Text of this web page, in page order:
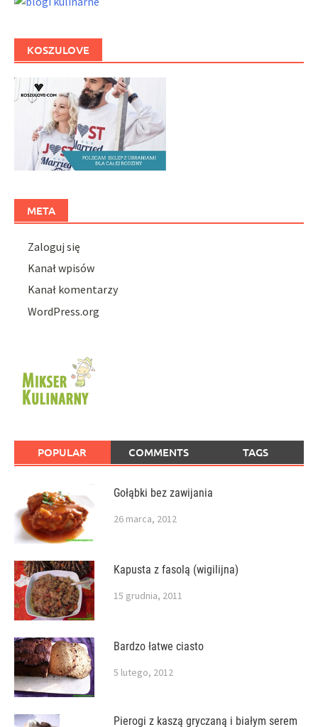
KOSZULOVE
META
Zaloguj się
Kanał wpisów
Kanał komentarzy
WordPress.org
POPULAR COMMENTS TAGS
Gołąbki bez zawijania
26 marca, 2012
Kapusta z fasolą (wigilijna)
15 grudnia, 2011
Bardzo łatwe ciasto
5 lutego, 2012
Pierogi z kaszą gryczaną i białym serem